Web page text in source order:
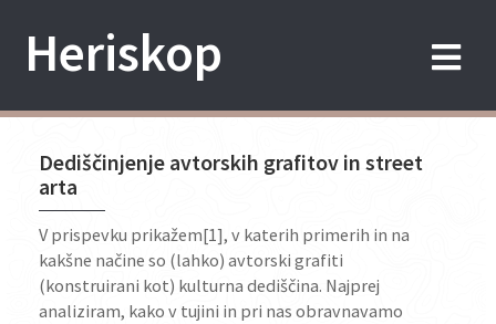
Heriskop
Dediščinjenje avtorskih grafitov in street
arta
V prispevku prikažem[1], v katerih primerih in na
kakšne načine so (lahko) avtorski grafiti
(konstruirani kot) kulturna dediščina. Najprej
analiziram, kako v tujini in pri nas obravnavamo